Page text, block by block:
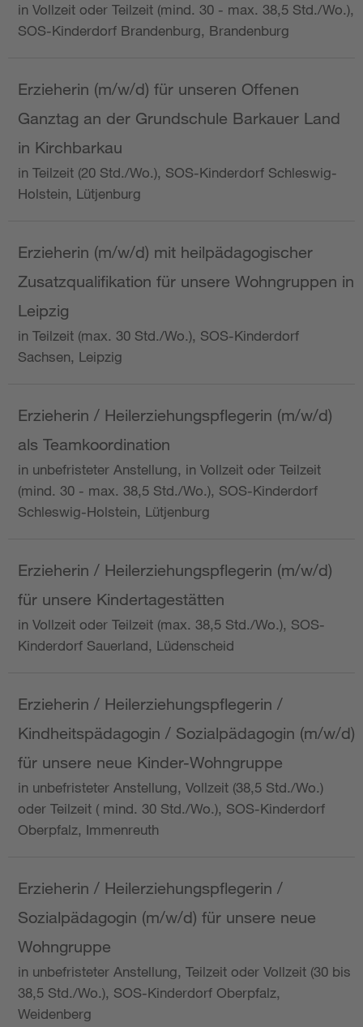
in Vollzeit oder Teilzeit (mind. 30 - max. 38,5 Std./Wo.),
SOS-Kinderdorf Brandenburg, Brandenburg
Erzieherin (m/w/d) für unseren Offenen
Ganztag an der Grundschule Barkauer Land
in Kirchbarkau
in Teilzeit (20 Std./Wo.), SOS-Kinderdorf Schleswig-
Holstein, Lütjenburg
Erzieherin (m/w/d) mit heilpädagogischer
Zusatzqualifikation für unsere Wohngruppen in
Leipzig
in Teilzeit (max. 30 Std./Wo.), SOS-Kinderdorf
Sachsen, Leipzig
Erzieherin / Heilerziehungspflegerin (m/w/d)
als Teamkoordination
in unbefristeter Anstellung, in Vollzeit oder Teilzeit
(mind. 30 - max. 38,5 Std./Wo.), SOS-Kinderdorf
Schleswig-Holstein, Lütjenburg
Erzieherin / Heilerziehungspflegerin (m/w/d)
für unsere Kindertagestätten
in Vollzeit oder Teilzeit (max. 38,5 Std./Wo.), SOS-
Kinderdorf Sauerland, Lüdenscheid
Erzieherin / Heilerziehungspflegerin /
Kindheitspädagogin / Sozialpädagogin (m/w/d)
für unsere neue Kinder-Wohngruppe
in unbefristeter Anstellung, Vollzeit (38,5 Std./Wo.)
oder Teilzeit ( mind. 30 Std./Wo.), SOS-Kinderdorf
Oberpfalz, Immenreuth
Erzieherin / Heilerziehungspflegerin /
Sozialpädagogin (m/w/d) für unsere neue
Wohngruppe
in unbefristeter Anstellung, Teilzeit oder Vollzeit (30 bis
38,5 Std./Wo.), SOS-Kinderdorf Oberpfalz,
Weidenberg